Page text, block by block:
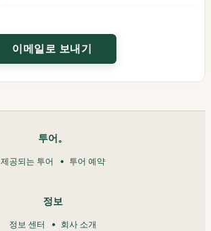
투어。
제공되는 투어 투어 예약
정보
정보 센터 회사 소개